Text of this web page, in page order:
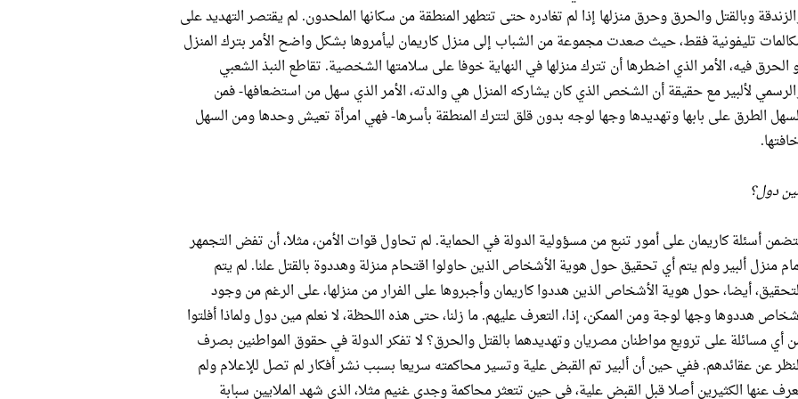
وبالقتل والحرق وحرق منزلها إذا لم تغادره حتى تتطهر المنطقة من سكانها الملحدون. لم يقتصر التهديد على
تليفونية فقط، حيث صعدت مجموعة من الشباب إلى منزل كاريمان ليأمروها بشكل واضح الأمر بترك المنزل
الحرق فيه، الأمر الذي اضطرها أن تترك منزلها في النهاية خوفا على سلامتها الشخصية. تقاطع النبذ الشعبي
لألبير مع حقيقة أن الشخص الذي كان يشاركه المنزل هي والدته، الأمر الذي سهل من استضعافها- فمن
الطرق على بابها وتهديدها وجها لوجه بدون قلق لتترك المنطقة بأسرها- فهي امرأة تعيش وحدها ومن السهل
دول؟
أسئلة كاريمان على أمور تنبع من مسؤولية الدولة في الحماية. لم تحاول قوات الأمن، مثلا، أن تفض التجمهر
منزل ألبير ولم يتم أي تحقيق حول هوية الأشخاص الذين حاولوا اقتحام منزلة وهددوة بالقتل علنا. لم يتم
أيضا، حول هوية الأشخاص الذين هددوا كاريمان وأجبروها على الفرار من منزلها، على الرغم من وجود
هددوها وجها لوجة ومن الممكن، إذا، التعرف عليهم. ما زلنا، حتى هذه اللحظة، لا نعلم مين دول ولماذا أفلتوا
أي مسائلة على ترويع مواطنان مصريان وتهديدهما بالقتل والحرق؟ لا تفكر الدولة في حقوق المواطنين بصرف
عن عقائدهم. ففي حين أن ألبير تم القبض علية وتسير محاكمته سريعا بسبب نشر أفكار لم تصل للإعلام ولم
عنها الكثيرين أصلا قبل القبض علية، في حين تتعثر محاكمة وجدي غنيم مثلا، الذي شهد الملايين سبابة